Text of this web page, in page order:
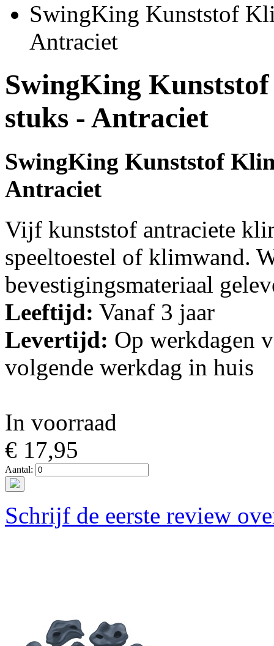
SwingKing Kunststof
Antraciet
SwingKing
stuks - Antraciet
SwingKing Kunststof
Antraciet
Vijf kunststof antraciete
speeltoestel of klimwand.
bevestigingsmateriaal
Leeftijd: Vanaf 3 jaar
Levertijd: Op werkdagen
volgende werkdag in huis
In voorraad
€ 17,95
Aantal:
Schrijf de eerste review